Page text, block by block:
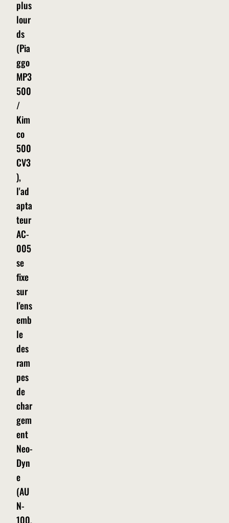
plus
lour
ds
(Pia
ggo
MP3
500
/
Kim
co
500
CV3
),
l'ad
apta
teur
AC-
005
se
fixe
sur
l'ens
emb
le
des
ram
pes
de
char
gem
ent
Neo-
Dyn
e
(AU
N-
100,